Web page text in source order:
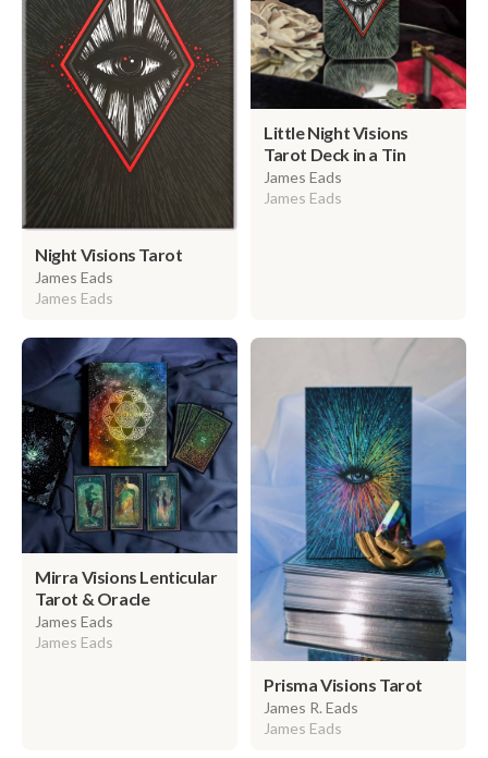
Night Visions Tarot
James Eads
James Eads
Little Night Visions
Tarot Deck in a Tin
James Eads
James Eads
Mirra Visions Lenticular
Tarot & Oracle
James Eads
James Eads
Prisma Visions Tarot
James R. Eads
James Eads